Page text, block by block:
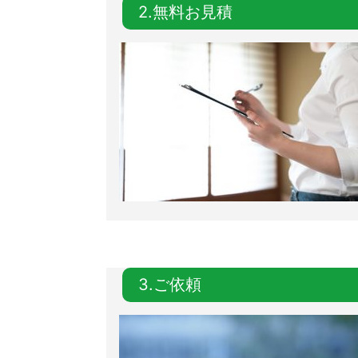
2.無料お見積
3.ご依頼